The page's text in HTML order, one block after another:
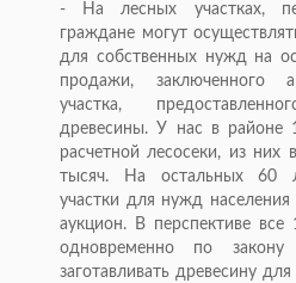
- На лесных участках,
граждане могут
для собственных нужд на
продажи, заключенного
участка,
древесины. У нас в районе
расчетной лесосеки, из них
тысяч. На остальных 60
участки для нужд населения
аукцион. В перспективе
одновременно по закону
заготавливать древесину